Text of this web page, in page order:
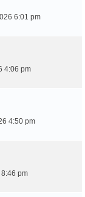
6:01 pm
4:06 pm
4:50 pm
pm